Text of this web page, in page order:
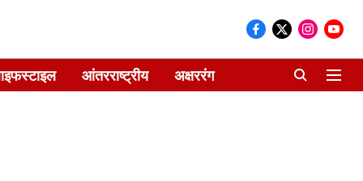
आंतरराष्ट्रीय अक्षररंग